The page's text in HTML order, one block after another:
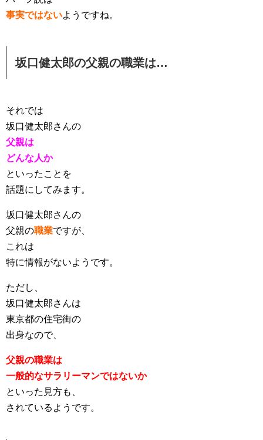
事実ではないようですね。
坂口健太郎の父親の職業は…
それでは
坂口健太郎さんの
父親は
どんな人か
といったことを
話題にしてみます。
坂口健太郎さんの
父親の職業ですが、
これは
特に情報がないようです。
ただし、
坂口健太郎さんは
東京都の住宅街の
出身なので、
父親の職業は
一般的なサラリーマンではないか
といった見方も、
されているようです。